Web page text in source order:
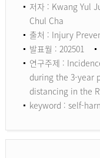
저자 : Kwang Yul
Chul Cha
출처 : Injury
발표월 : 202501
연구주제 :
during the 3-year
distancing in the
keyword : self-